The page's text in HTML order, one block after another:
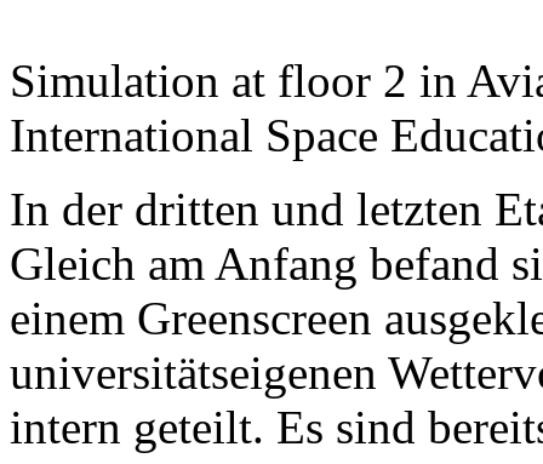
Simulation at floor 2 in
International Space
In der dritten und letzten
Gleich am Anfang befand
einem Greenscreen
universitätseigenen
intern geteilt. Es sind